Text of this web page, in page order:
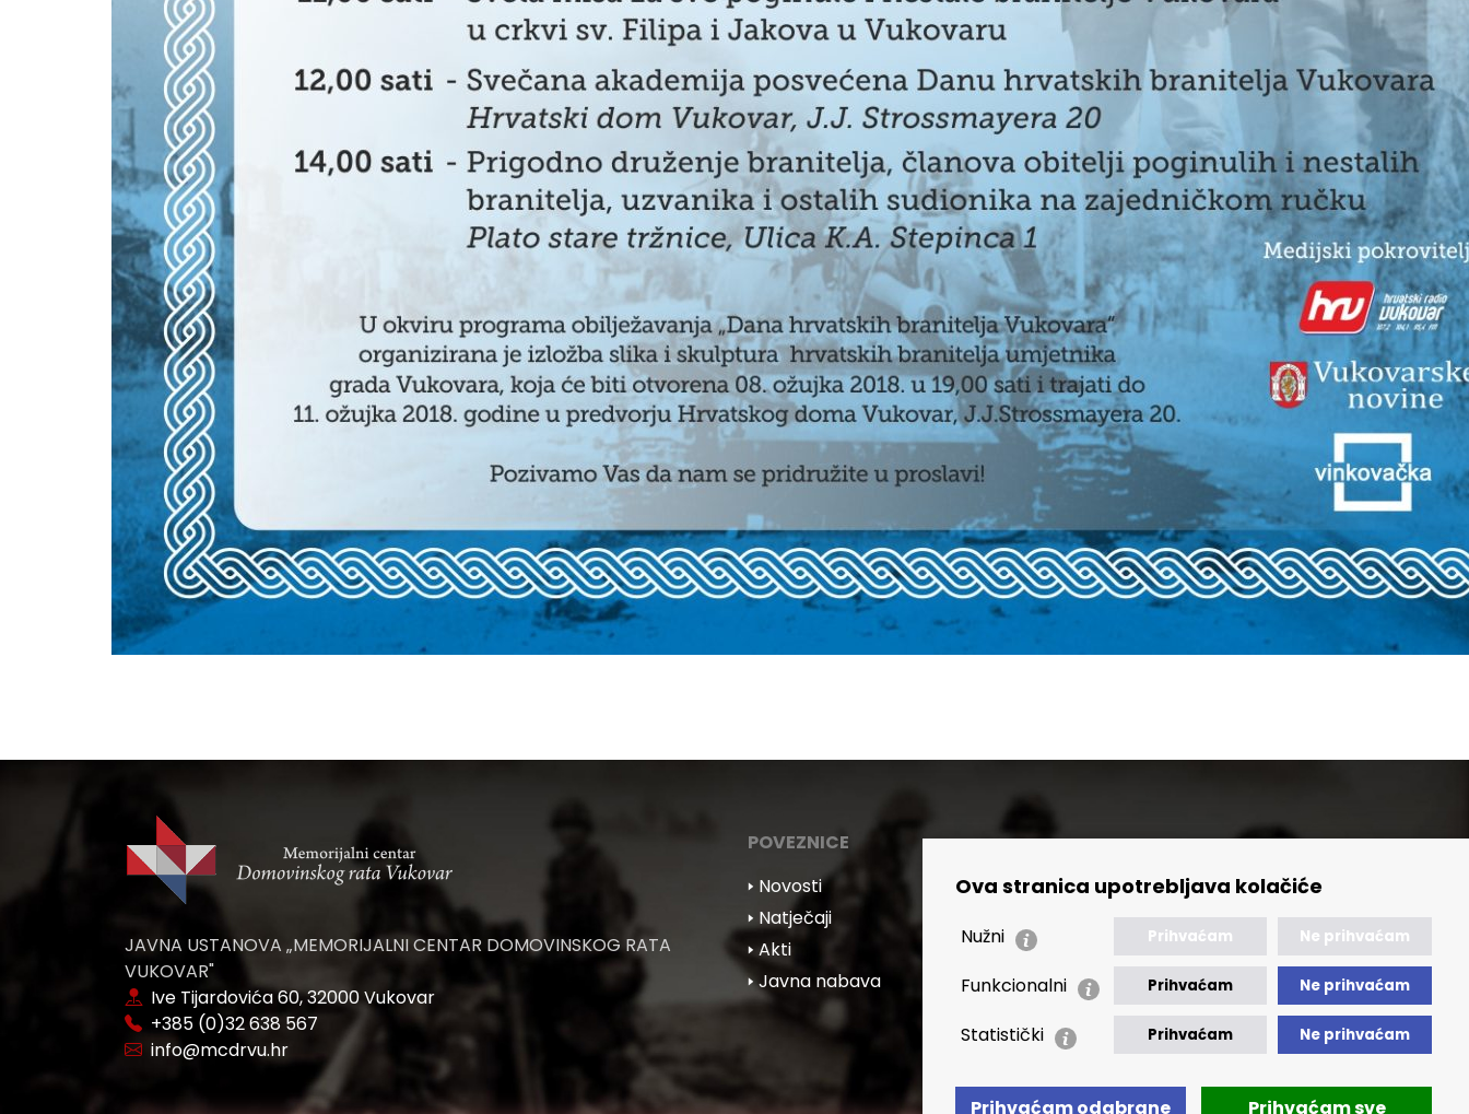
Ova stranica upotrebljava kolačiće
Nužni Prihvaćam Ne prihvaćam
Funkcionalni Prihvaćam Ne prihvaćam
Statistički Prihvaćam Ne prihvaćam
Prihvaćam odabrane Prihvaćam sve
JAVNA USTANOVA „MEMORIJALNI CENTAR DOMOVINSKOG RATA
VUKOVAR"
Ive Tijardovića 60, 32000 Vukovar
+385 (0)32 638 567
info@mcdrvu.hr
POVEZNICE
🢒 Novosti
🢒 Natječaji
🢒 Akti
🢒 Javna nabava
🢒 Izvještaji
🢒 Izjava o pristupačnosti